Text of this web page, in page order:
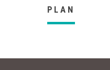
PLAN